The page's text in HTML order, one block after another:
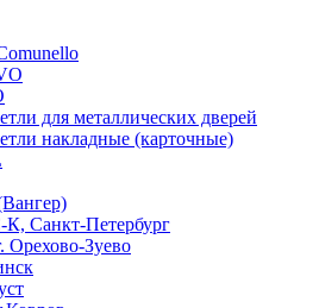
для металлических дверей
накладные (карточные)
Санкт-Петербург
Орехово-Зуево